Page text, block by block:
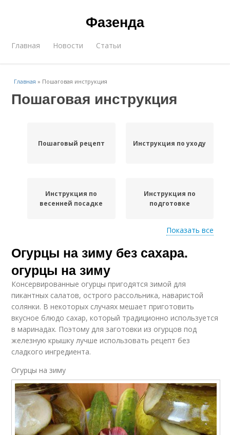
Фазенда
Главная Новости Статьи
Главная » Пошаговая инструкция
Пошаговая инструкция
Пошаговый рецепт Инструкция по уходу
Инструкция по
весенней посадке
Инструкция по
подготовке
Инструкция с
фотографиями
Пошаговая методика
Пошаговые
инструкции
Инструкция по
Показать все
Огурцы на зиму без сахара.
огурцы на зиму
Консервированные огурцы пригодятся зимой для
пикантных салатов, острого рассольника, наваристой
солянки. В некоторых случаях мешает приготовить
вкусное блюдо сахар, который традиционно используется
в маринадах. Поэтому для заготовки из огурцов под
железную крышку лучше использовать рецепт без
сладкого ингредиента.
Огурцы на зиму